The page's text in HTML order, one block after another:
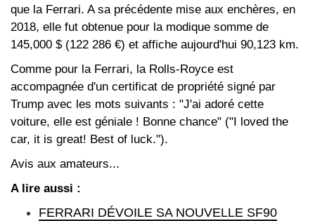
que la Ferrari. A sa précédente mise aux enchères, en
2018, elle fut obtenue pour la modique somme de
145,000 $ (122 286 €) et affiche aujourd'hui 90,123 km.
Comme pour la Ferrari, la Rolls-Royce est
accompagnée d'un certificat de propriété signé par
Trump avec les mots suivants : "J'ai adoré cette
voiture, elle est géniale ! Bonne chance" ("I loved the
car, it is great! Best of luck.").
Avis aux amateurs...
A lire aussi :
FERRARI DÉVOILE SA NOUVELLE SF90